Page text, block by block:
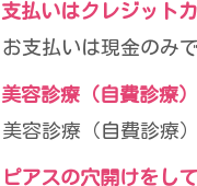
支払いはクレジット
お支払いは現金のみ
美容診療（自費診療
美容診療（自費診療
ピアスの穴開けをし